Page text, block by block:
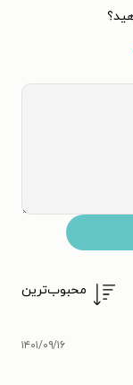
محبوب‌ترین
۱۴۰۱/۰۹/۱۶